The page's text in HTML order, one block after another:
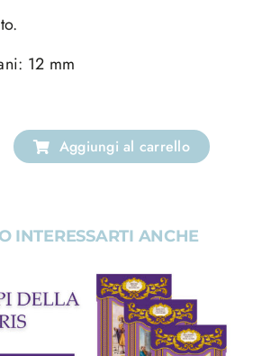
12 mm
Aggiungi al carrello
INTERESSARTI ANCHE